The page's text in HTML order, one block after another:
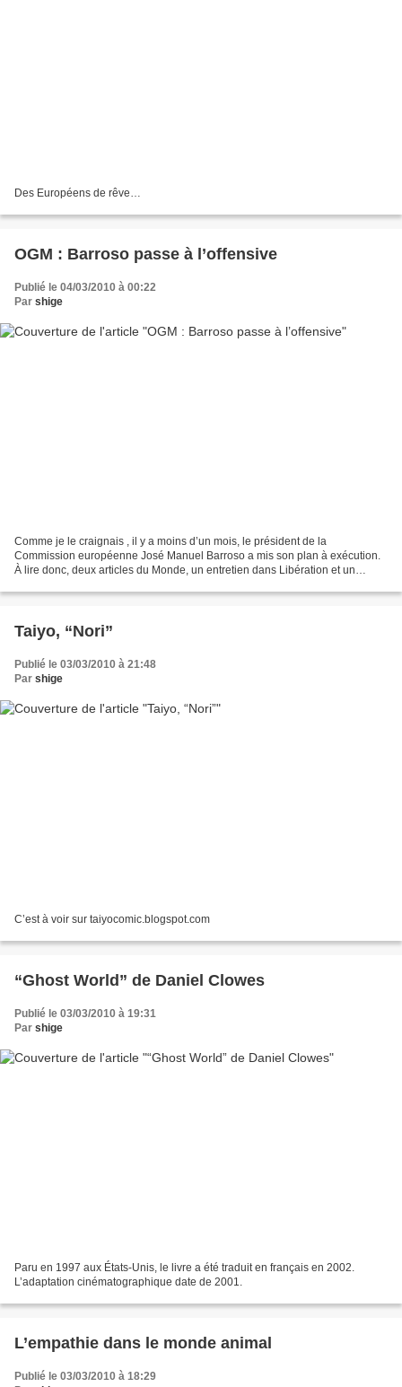
Des Européens de rêve…
OGM : Barroso passe à l’offensive
Publié le 04/03/2010 à 00:22
Par shige
Comme je le craignais , il y a moins d’un mois, le président de la
Commission européenne José Manuel Barroso a mis son plan à exécution.
À lire donc, deux articles du Monde, un entretien dans Libération et un
Taiyo, “Nori”
Publié le 03/03/2010 à 21:48
Par shige
C’est à voir sur taiyocomic.blogspot.com
“Ghost World” de Daniel Clowes
Publié le 03/03/2010 à 19:31
Par shige
Paru en 1997 aux États-Unis, le livre a été traduit en français en 2002.
L’adaptation cinématographique date de 2001.
L’empathie dans le monde animal
Publié le 03/03/2010 à 18:29